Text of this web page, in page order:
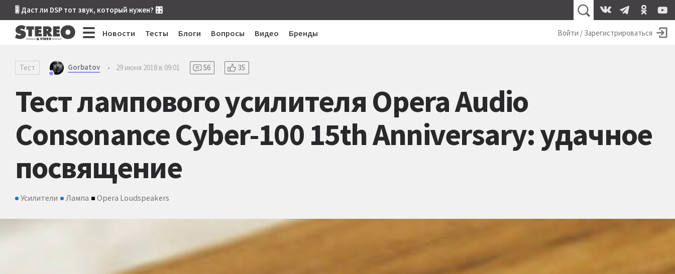
🎚 Даст ли DSP тот звук, который нужен? 🎛
Новости Тесты Блоги Вопросы Видео Бренды Войти / Зарегистрироваться
Тест Gorbatov • 29 июня 2018 в 09:01 56 35
Тест лампового усилителя Opera Audio
Consonance Cyber-100 15th Anniversary: удачное
посвящение
Усилители Лампа Opera Loudspeakers